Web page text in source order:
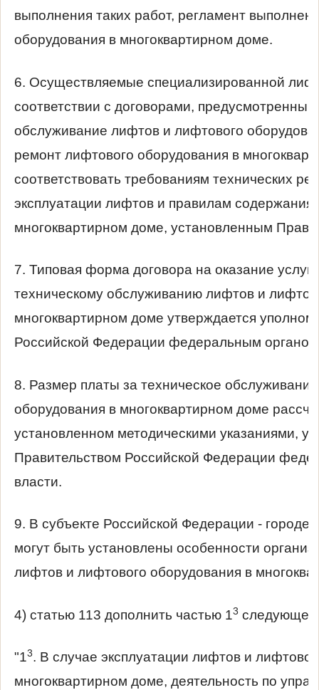
выполнения таких работ, регламент
оборудования в многоквартирном доме.
6. Осуществляемые специализированной
соответствии с договорами,
обслуживание лифтов и лифтового
ремонт лифтового оборудования в
соответствовать требованиям технических
эксплуатации лифтов и правилам
многоквартирном доме, установленным
7. Типовая форма договора на оказание
техническому обслуживанию лифтов и
многоквартирном доме утверждается
Российской Федерации федеральным органом
8. Размер платы за техническое
оборудования в многоквартирном доме
установленном методическими указаниями,
Правительством Российской Федерации
власти.
9. В субъекте Российской Федерации -
могут быть установлены особенности
лифтов и лифтового оборудования в
4) статью 113 дополнить частью 13
"13. В случае эксплуатации лифтов и
многоквартирном доме, деятельность по